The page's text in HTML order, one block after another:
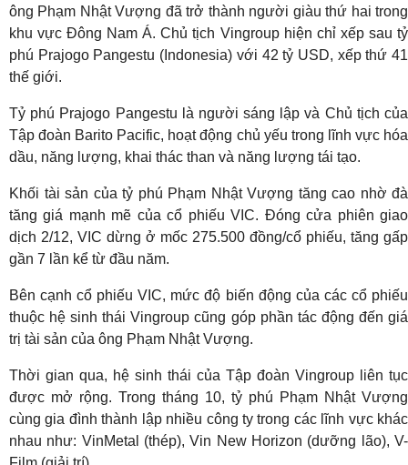
ông Phạm Nhật Vượng đã trở thành người giàu thứ hai trong
khu vực Đông Nam Á. Chủ tịch Vingroup hiện chỉ xếp sau tỷ
phú Prajogo Pangestu (Indonesia) với 42 tỷ USD, xếp thứ 41
thế giới.
Tỷ phú Prajogo Pangestu là người sáng lập và Chủ tịch của
Tập đoàn Barito Pacific, hoạt động chủ yếu trong lĩnh vực hóa
dầu, năng lượng, khai thác than và năng lượng tái tạo.
Khối tài sản của tỷ phú Phạm Nhật Vượng tăng cao nhờ đà
tăng giá mạnh mẽ của cổ phiếu VIC. Đóng cửa phiên giao
dịch 2/12, VIC dừng ở mốc 275.500 đồng/cổ phiếu, tăng gấp
gần 7 lần kể từ đầu năm.
Bên cạnh cổ phiếu VIC, mức độ biến động của các cổ phiếu
thuộc hệ sinh thái Vingroup cũng góp phần tác động đến giá
trị tài sản của ông Phạm Nhật Vượng.
Thời gian qua, hệ sinh thái của Tập đoàn Vingroup liên tục
được mở rộng. Trong tháng 10, tỷ phú Phạm Nhật Vượng
cùng gia đình thành lập nhiều công ty trong các lĩnh vực khác
nhau như: VinMetal (thép), Vin New Horizon (dưỡng lão), V-